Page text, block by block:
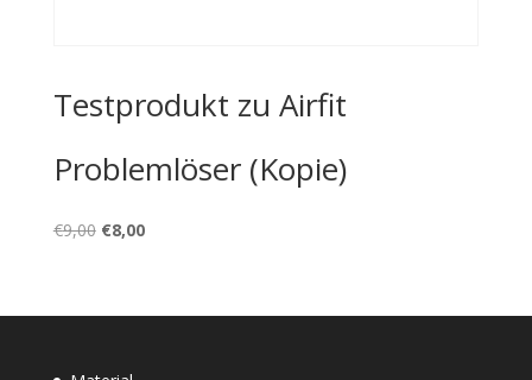
Testprodukt zu Airfit
Problemlöser (Kopie)
€9,00 Ursprünglicher
€8,00Aktueller